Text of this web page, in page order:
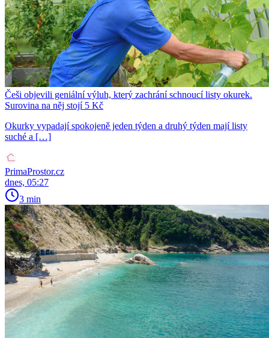
Češi objevili geniální výluh, který zachrání schnoucí listy okurek.
Surovina na něj stojí 5 Kč
Okurky vypadají spokojeně jeden týden a druhý týden mají listy
suché a […]
PrimaProstor.cz
dnes, 05:27
3 min